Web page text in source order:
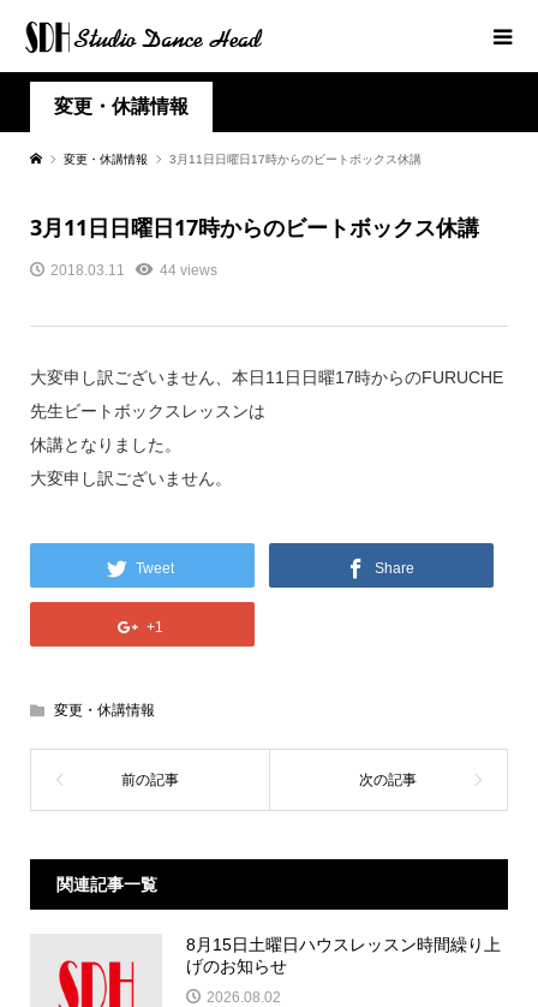
変更・休講情報
変更・休講情報 3月11日日曜日17時からのビートボックス休講
3月11日日曜日17時からのビートボックス休講
2018.03.11 44 views
大変申し訳ございません、本日11日日曜17時からのFURUCHE
先生ビートボックスレッスンは
休講となりました。
大変申し訳ございません。
Tweet Share
+1
変更・休講情報
関連記事一覧
8月15日土曜日ハウスレッスン時間繰り上
げのお知らせ
2026.08.02